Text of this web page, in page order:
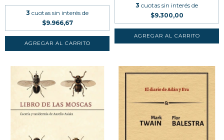
3 cuotas sin interés de
$9.966,67
3 cuotas sin interés de
$9.300,00